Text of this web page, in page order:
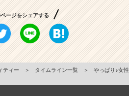
ージをシェアする
ティー ＞ タイムライン一覧 ＞
やっぱり♪女性